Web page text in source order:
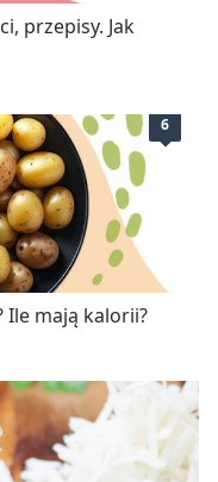
przepisy. Jak
6
Ile mają kalorii?